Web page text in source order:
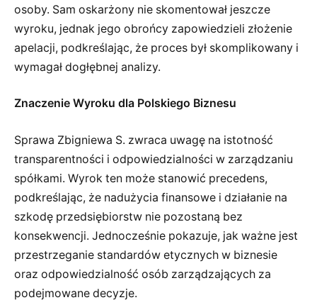
osoby. Sam oskarżony nie skomentował jeszcze
wyroku, jednak jego obrońcy zapowiedzieli złożenie
apelacji, podkreślając, że proces był skomplikowany i
wymagał dogłębnej analizy.
Znaczenie Wyroku dla Polskiego Biznesu
Sprawa Zbigniewa S. zwraca uwagę na istotność
transparentności i odpowiedzialności w zarządzaniu
spółkami. Wyrok ten może stanowić precedens,
podkreślając, że nadużycia finansowe i działanie na
szkodę przedsiębiorstw nie pozostaną bez
konsekwencji. Jednocześnie pokazuje, jak ważne jest
przestrzeganie standardów etycznych w biznesie
oraz odpowiedzialność osób zarządzających za
podejmowane decyzje.